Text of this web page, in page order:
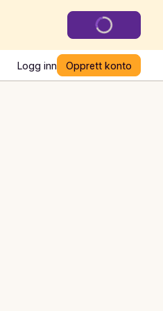
Logg inn Opprett konto